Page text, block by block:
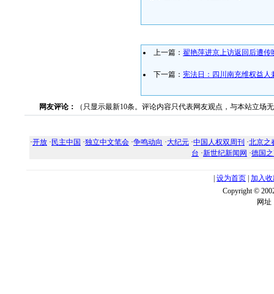
上一篇： 翟艳萍进京上访返回后遭传
下一篇： 宪法日：四川南充维权益
网友评论： （只显示最新10条。评论内容只代表网友观点，与本站立场
·开放 · 民主中国 ·独立中文笔会 ·争鸣动向 ·大纪元 ·中国人权双周刊 ·北京之
台 ·新世纪新闻网 ·德国
设为首页 加入
Copyright ©
网址